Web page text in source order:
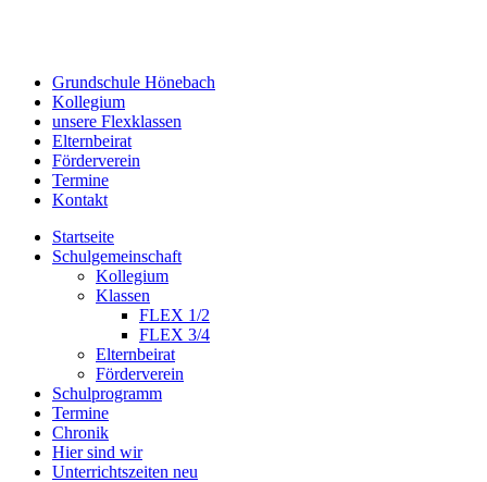
Grundschule Hönebach
Kollegium
unsere Flexklassen
Elternbeirat
Förderverein
Termine
Kontakt
Startseite
Schulgemeinschaft
Kollegium
Klassen
FLEX 1/2
FLEX 3/4
Elternbeirat
Förderverein
Schulprogramm
Termine
Chronik
Hier sind wir
Unterrichtszeiten neu